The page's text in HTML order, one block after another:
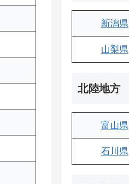
新潟県
山梨県
北陸地方
富山県
石川県